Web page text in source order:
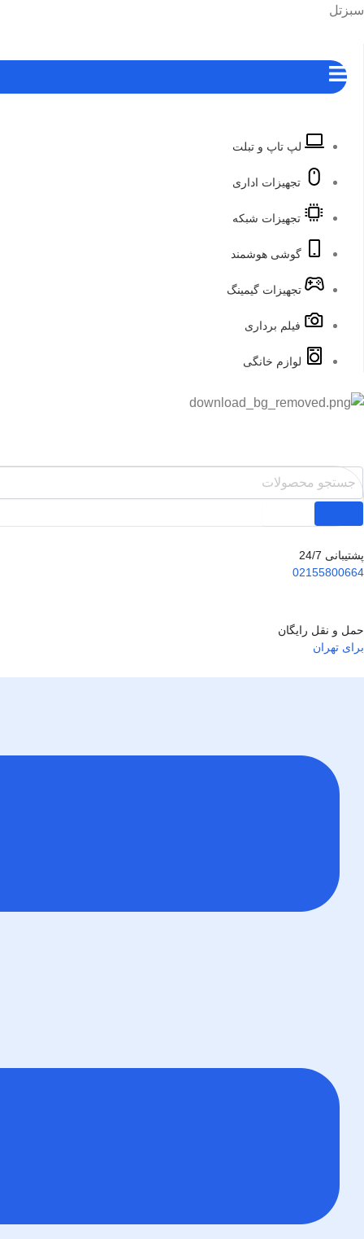
پرش
سبزتل
لپ تاپ و تبلت
تجهیزات اداری
تجهیزات شبکه
گوشی هوشمند
تجهیزات گیمینگ
فیلم برداری
لوازم خانگی
پشتیبانی 24/7
02155800664
حمل و نقل رایگان
برای تهران
فهرست